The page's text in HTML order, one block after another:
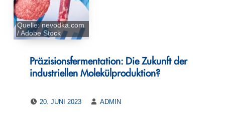
Quelle: nevodka.com
/ Adobe Stock
Präzisionsfermentation: Die Zukunft der
industriellen Molekülproduktion?
20. JUNI 2023
ADMIN